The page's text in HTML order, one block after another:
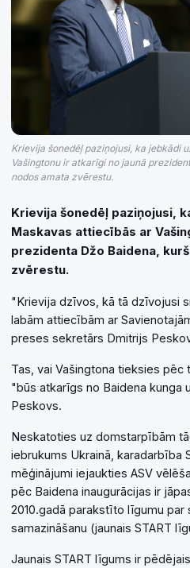
Krievija šonedēļ paziņojusi, ka jebkādi
Vašingtonu ir atkarīgi no jaunā
nodos amata zvērestu.
Krievija šonedēļ paziņojusi,
Maskavas attiecībās ar
prezidenta Džo Baidena,
zvērestu.
"Krievija dzīvos, kā tā dzīvojusi
labām attiecībām ar
preses sekretārs Dmitrijs
Tas, vai Vašingtona tieksies pēc
"būs atkarīgs no Baidena kunga
Peskovs.
Neskatoties uz domstarpībām
iebrukums Ukrainā, karadarbība
mēģinājumi iejaukties ASV
pēc Baidena inaugurācijas ir
2010.gadā parakstīto līgumu par
samazināšanu (jaunais START
Jaunais START līgums ir